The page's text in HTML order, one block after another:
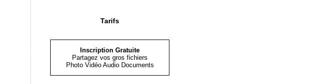
Tarifs
Inscription Gratuite
Partagez vos gros fichiers
Photo Vidéo Audio Documents